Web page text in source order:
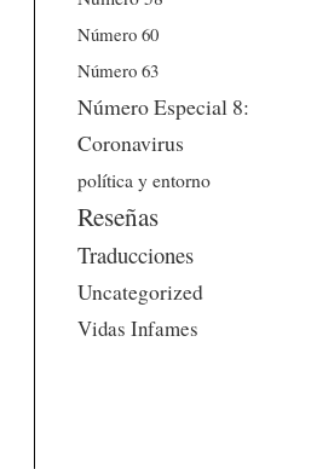
Número 60
Número 63
Número Especial 8:
Coronavirus
política y entorno
Reseñas
Traducciones
Uncategorized
Vidas Infames